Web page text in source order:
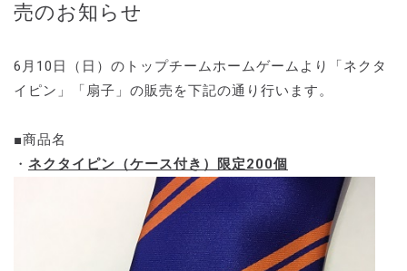
売のお知らせ
6月10日（日）のトップチームホームゲームより「ネクタ
イピン」「扇子」の販売を下記の通り行います。
■商品名
・ ネクタイピン（ケース付き）限定200個